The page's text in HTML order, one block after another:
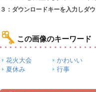
３：ダウンロードキーを入力しダ
この画像のキーワード
花火大会 かわいい
夏休み
行事